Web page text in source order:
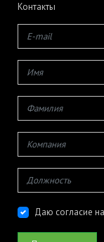
Контакты
Даю согласие